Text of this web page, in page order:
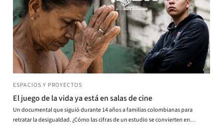
ESPACIOS Y PROYECTOS
El juego de la vida ya está en salas de cine
Un documental que siguió durante 14 años a familias colombianas para
retratar la desigualdad. ¿Cómo las cifras de un estudio se convierten en